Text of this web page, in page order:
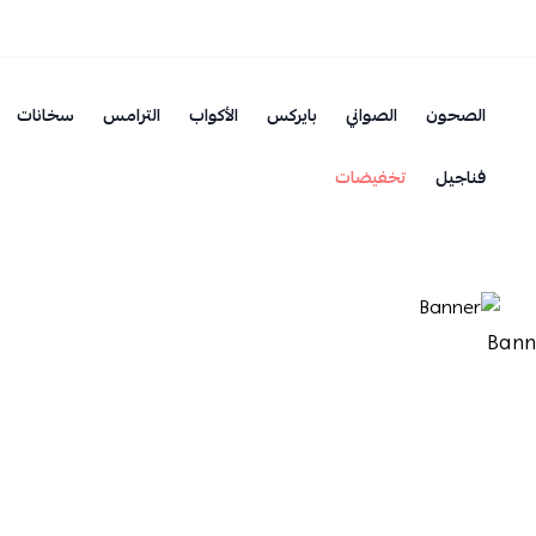
الصحون الصواني بايركس الأكواب الترامس
سخانات
فناجيل
تخفيضات